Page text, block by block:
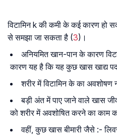
विटामिन k की कमी के कई कारण हो
से समझा जा सकता है (3)।
अनियमित खान-पान के कारण
कारण यह है कि यह कुछ खास खाद्य
शरीर में विटामिन के का अवशोषण
बड़ी अंत में पाए जाने वाले खास
को शरीर में अवशोषित करने का काम
वहीं, कुछ खास बीमारी जैसे :-